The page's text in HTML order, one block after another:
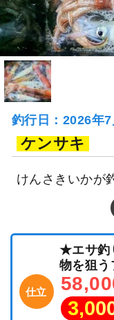
釣行日：2026年
ケンサキ
けんさきいかが
仕立
★エサ釣
物を狙う